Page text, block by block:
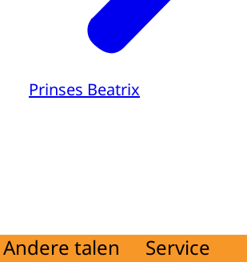
Prinses Beatrix
Andere talen Service